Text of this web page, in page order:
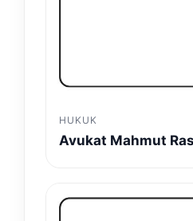
HUKUK
Avukat Mahmut